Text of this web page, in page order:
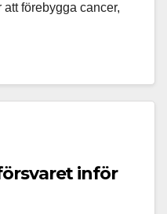
förebygga cancer,
inför